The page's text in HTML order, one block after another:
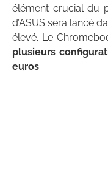
élément crucial du
d’ASUS sera lancé
élevé. Le
plusieurs
euros.